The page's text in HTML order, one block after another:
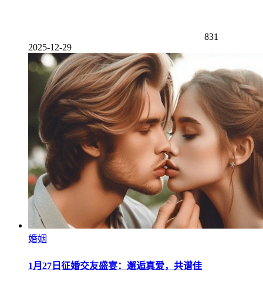
831
2025-12-29
婚姻
1月27日征婚交友盛宴：邂逅真爱，共谱佳